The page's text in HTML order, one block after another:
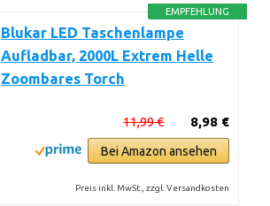
EMPFEHLUNG
Blukar LED Taschenlampe
Aufladbar, 2000L Extrem Helle
Zoombares Torch
8,98 €
11,99 €
Bei Amazon ansehen
Preis inkl. MwSt., zzgl. Versandkosten